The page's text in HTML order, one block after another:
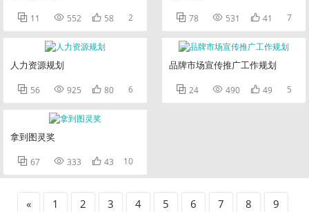
 11  552  58 2
人力资源规划
 56  925  80 6
拿到图灵奖
 67  333  43 10
 78  531  41 7
品牌市场宣传推广工作规划
 24  490  49 5
« 1 2 3 4 5 6 7 8
9